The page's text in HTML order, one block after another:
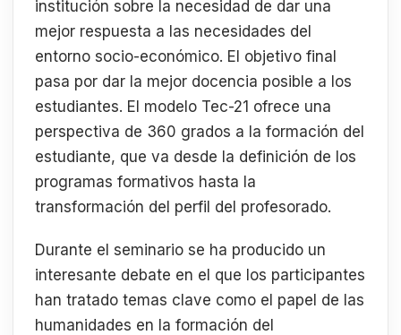
institución sobre la necesidad de dar una
mejor respuesta a las necesidades del
entorno socio-económico. El objetivo final
pasa por dar la mejor docencia posible a los
estudiantes. El modelo Tec-21 ofrece una
perspectiva de 360 grados a la formación del
estudiante, que va desde la definición de los
programas formativos hasta la
transformación del perfil del profesorado.
Durante el seminario se ha producido un
interesante debate en el que los participantes
han tratado temas clave como el papel de las
humanidades en la formación del